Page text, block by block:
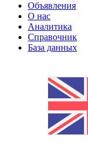
Объявления
О нас
Аналитика
Справочник
База данных